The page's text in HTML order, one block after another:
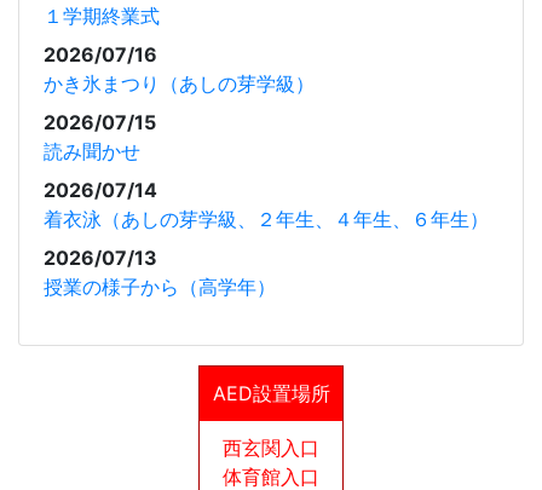
AED設置場所
西玄関入口
体育館入口
１学期終業式
2026/07/16
かき氷まつり（あしの芽学級）
2026/07/15
読み聞かせ
2026/07/14
着衣泳（あしの芽学級、２年生、４年生、６年生）
2026/07/13
授業の様子から（高学年）